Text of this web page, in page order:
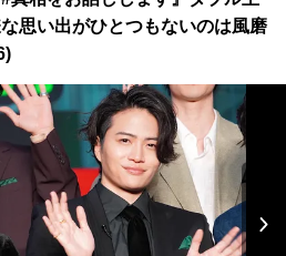
思い出がひとつもないのは風磨